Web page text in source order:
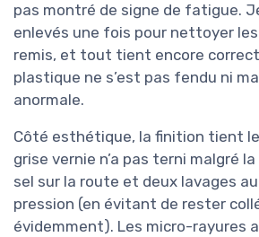
pas montré de signe de fatigue.
enlevés une fois pour nettoyer
remis, et tout tient encore
plastique ne s’est pas fendu ni
anormale.
Côté esthétique, la finition tient
grise vernie n’a pas terni malgré
sel sur la route et deux lavages
pression (en évitant de rester
évidemment). Les micro-rayures